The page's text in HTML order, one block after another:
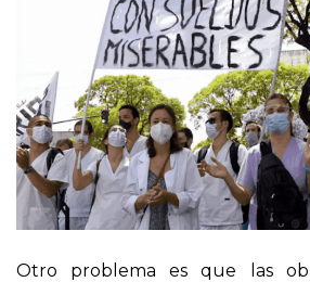
prepagas están obligadas a